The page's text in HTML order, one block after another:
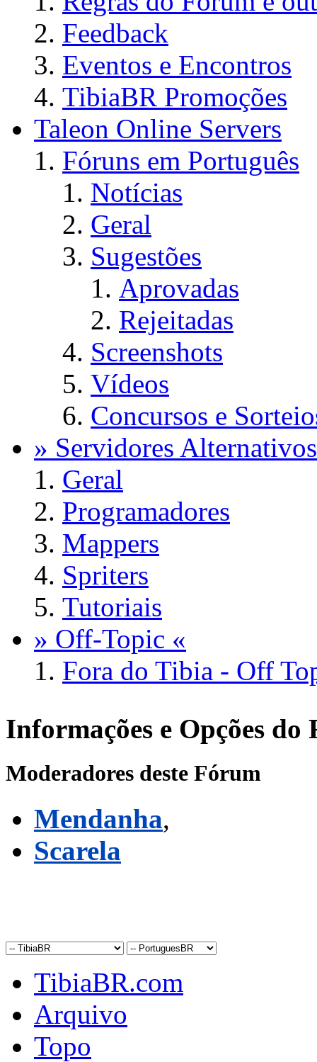
Feedback
Eventos e Encontros
TibiaBR Promoções
Taleon Online Servers
Fóruns em Português
Notícias
Geral
Sugestões
Aprovadas
Rejeitadas
Screenshots
Vídeos
Concursos e
» Servidores
Geral
Programadores
Mappers
Spriters
Tutoriais
» Off-Topic «
Fora do Tibia - Off
Informações e Opções do
Moderadores deste Fórum
Mendanha,
Scarela
TibiaBR.com
Arquivo
Topo